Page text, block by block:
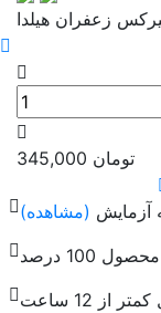
زعفران هیلدا
345,000 تومان
آزمایش (مشاهده)
100 درصد
از 12 ساعت